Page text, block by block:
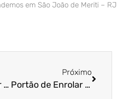
em São João de Meriti – RJ
Portão de Enrolar Residencial em Santa Barbara d’Oeste – SP
Próximo
Portão de Enrolar Residencial em Salto – SP